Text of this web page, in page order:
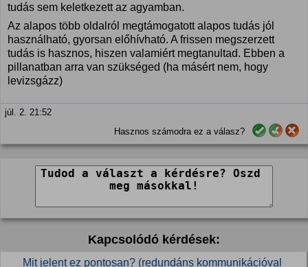
tudás sem keletkezett az agyamban.
Az alapos több oldalról megtámogatott alapos tudás jól
használható, gyorsan előhívható. A frissen megszerzett
tudás is hasznos, hiszen valamiért megtanultad. Ebben a
pillanatban arra van szükséged (ha másért nem, hogy
levizsgázz)
júl. 2. 21:52
Hasznos számodra ez a válasz?
Kapcsolódó kérdések:
Mit jelent ez pontosan? (redundáns kommunikációval